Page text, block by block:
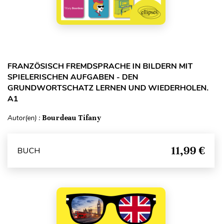
FRANZÖSISCH FREMDSPRACHE IN BILDERN MIT
SPIELERISCHEN AUFGABEN - DEN
GRUNDWORTSCHATZ LERNEN UND WIEDERHOLEN.
A1
Autor(en) : Bourdeau Tifany
BUCH 11,99 €